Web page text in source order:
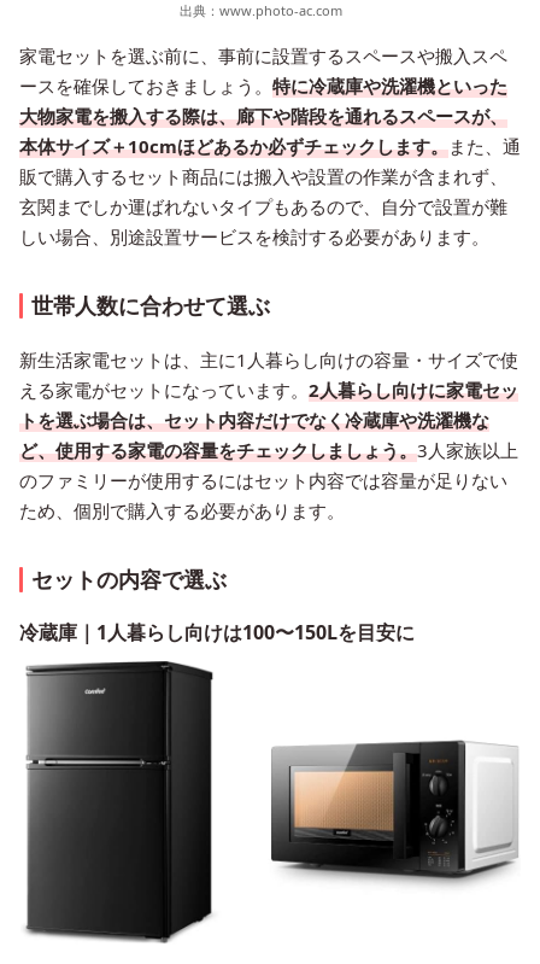
出典： www.photo-ac.com
家電セットを選ぶ前に、事前に設置するスペースや搬入スペ
ースを確保しておきましょう。 特に冷蔵庫や洗濯機といった
大物家電を搬入する際は、廊下や階段を通れるスペースが、
本体サイズ＋10cmほどあるか必ずチェックします。また、通
販で購入するセット商品には搬入や設置の作業が含まれず、
玄関までしか運ばれないタイプもあるので、自分で設置が難
しい場合、別途設置サービスを検討する必要があります。
世帯人数に合わせて選ぶ
新生活家電セットは、主に1人暮らし向けの容量・サイズで使
える家電がセットになっています。 2人暮らし向けに家電セッ
トを選ぶ場合は、セット内容だけでなく冷蔵庫や洗濯機な
ど、使用する家電の容量をチェックしましょう。3人家族以上
のファミリーが使用するにはセット内容では容量が足りない
ため、個別で購入する必要があります。
セットの内容で選ぶ
冷蔵庫｜1人暮らし向けは100〜150Lを目安に